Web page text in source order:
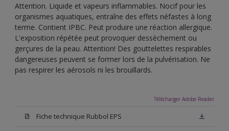
Attention. Liquide et vapeurs inflammables. Nocif pour les
organismes aquatiques, entraîne des effets néfastes à long
terme. Contient IPBC. Peut produire une réaction allergique.
L'exposition répétée peut provoquer dessèchement ou
gerçures de la peau. Attention! Des gouttelettes respirables
dangereuses peuvent se former lors de la pulvérisation. Ne
pas respirer les aérosols ni les brouillards.
Télécharger Adobe Reader
Fiche technique Rubbol EPS